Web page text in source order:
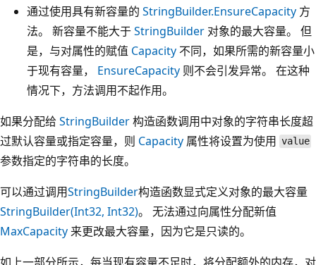
通过使用具有新容量的 StringBuilder.EnsureCapacity 方
法。 新容量不能大于StringBuilder 对象的最大容量。 但
是，与对属性的赋值 Capacity 不同，如果所需的新容量小
于现有容量， EnsureCapacity 则不会引发异常。 在这种
情况下，方法调用不起作用。
如果分配给 StringBuilder构造函数调用中对象的字符串长度超
过默认容量或指定容量，则 Capacity 属性将设置为使用 value
参数指定的字符串的长度。
可以通过调用StringBuilder构造函数显式定义对象的最大容量
StringBuilder(Int32, Int32)。 无法通过向属性分配新值
MaxCapacity 来更改最大容量，因为它是只读的。
如上一部分所示，每当现有容量不足时，将分配额外的内存，对